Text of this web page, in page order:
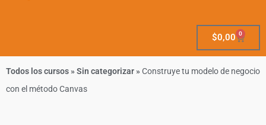
$0,00 0
Todos los cursos»Sin categorizar»Construye tu modelo de negocio
con el método Canvas